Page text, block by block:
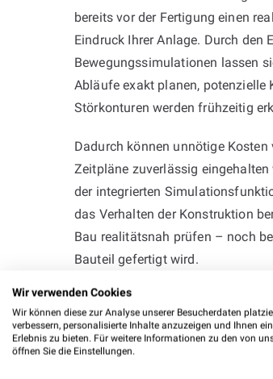
bereits vor der Fertigung einen
Eindruck Ihrer Anlage. Durch den
Bewegungssimulationen lassen
Abläufe exakt planen, potenzielle
Störkonturen werden frühzeitig
Dadurch können unnötige Kosten
Zeitpläne zuverlässig eingehalten
der integrierten
das Verhalten der Konstruktion
Bau realitätsnah prüfen – noch
Bauteil gefertigt wird.
Wir verwenden Cookies
Wir können diese zur Analyse unserer Besucherdaten
verbessern, personalisierte Inhalte anzuzeigen und Ihnen
Erlebnis zu bieten. Für weitere Informationen zu den von
öffnen Sie die Einstellungen.